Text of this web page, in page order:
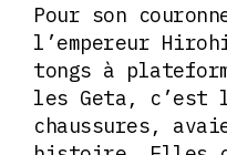
Pour son
l’empereur
tongs à
les Geta, c’est
chaussures,